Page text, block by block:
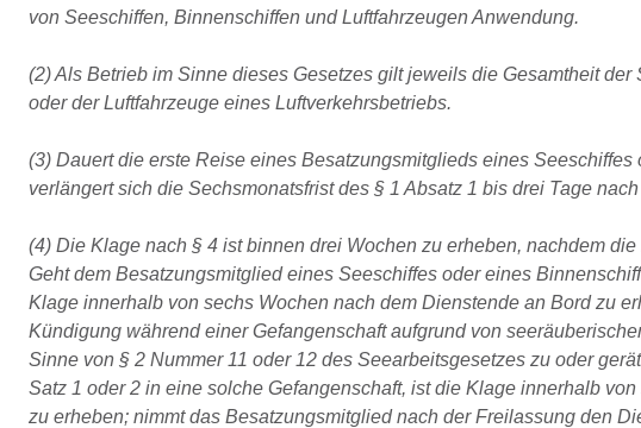
von Seeschiffen, Binnenschiffen und Luftfahrzeugen Anwendung.
(2) Als Betrieb im Sinne dieses Gesetzes gilt jeweils die Gesamtheit
oder der Luftfahrzeuge eines Luftverkehrsbetriebs.
(3) Dauert die erste Reise eines Besatzungsmitglieds eines
verlängert sich die Sechsmonatsfrist des § 1 Absatz 1 bis drei Tage
(4) Die Klage nach § 4 ist binnen drei Wochen zu erheben, nachdem
Geht dem Besatzungsmitglied eines Seeschiffes oder eines
Klage innerhalb von sechs Wochen nach dem Dienstende an Bord zu
Kündigung während einer Gefangenschaft aufgrund von
Sinne von § 2 Nummer 11 oder 12 des Seearbeitsgesetzes zu oder
Satz 1 oder 2 in eine solche Gefangenschaft, ist die Klage innerhalb
zu erheben; nimmt das Besatzungsmitglied nach der Freilassung den